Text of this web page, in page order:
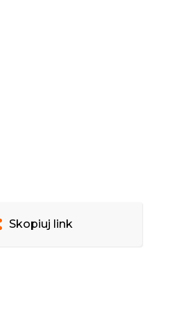
Skopiuj link